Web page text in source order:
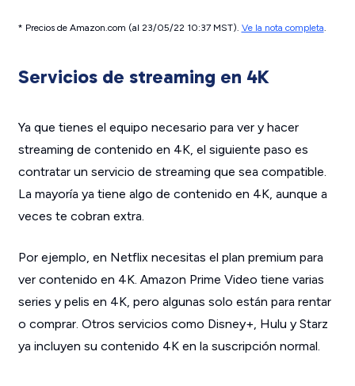
* Precios de Amazon.com (al 23/05/22 10:37 MST). Ve la nota completa.
Servicios de streaming en 4K
Ya que tienes el equipo necesario para ver y hacer
streaming de contenido en 4K, el siguiente paso es
contratar un servicio de streaming que sea compatible.
La mayoría ya tiene algo de contenido en 4K, aunque a
veces te cobran extra.
Por ejemplo, en Netflix necesitas el plan premium para
ver contenido en 4K. Amazon Prime Video tiene varias
series y pelis en 4K, pero algunas solo están para rentar
o comprar. Otros servicios como Disney+, Hulu y Starz
ya incluyen su contenido 4K en la suscripción normal.